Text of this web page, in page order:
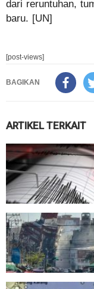
dari reruntuhan,
baru. [UN]
[post-views]
BAGIKAN
ARTIKEL TERKAIT